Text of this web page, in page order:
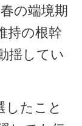
の端境期
持の根幹
揺してい
たこと